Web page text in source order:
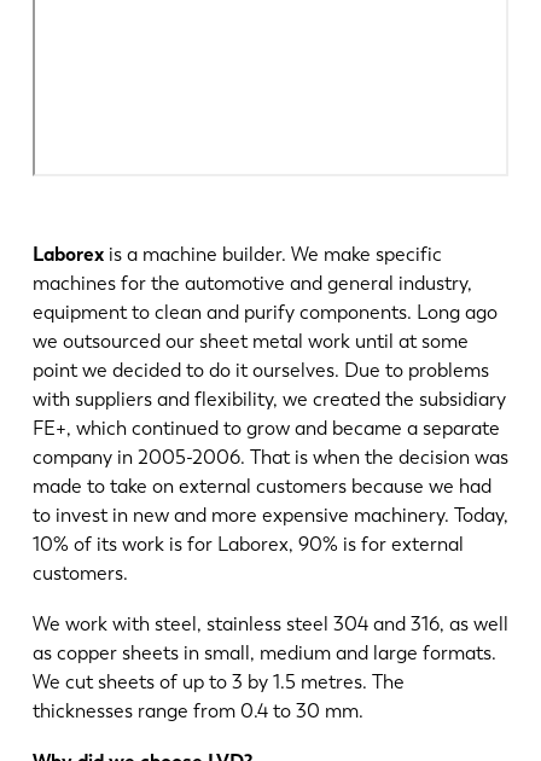
Laborexis a machine builder. We make specific
machines for the automotive and general industry,
equipment to clean and purify components. Long ago
we outsourced our sheet metal work until at some
point we decided to do it ourselves. Due to problems
with suppliers and flexibility, we created the subsidiary
FE+, which continued to grow and became a separate
company in 2005-2006. That is when the decision was
made to take on external customers because we had
to invest in new and more expensive machinery. Today,
10% of its work is for Laborex, 90% is for external
customers.
We work with steel, stainless steel 304 and 316, as well
as copper sheets in small, medium and large formats.
We cut sheets of up to 3 by 1.5 metres. The
thicknesses range from 0.4 to 30 mm.